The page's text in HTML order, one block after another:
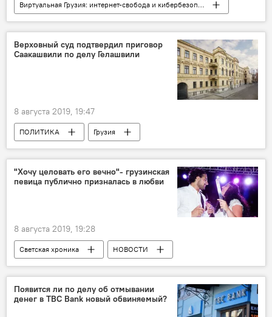
Виртуальная Грузия: интернет-свобода и кибербезопасность
Радио
Верховный суд подтвердил приговор
Саакашвили по делу Гелашвили
8 августа 2019, 19:47
ПОЛИТИКА
Грузия
Михаил Саакашвили
"Хочу целовать его вечно"- грузинская
певица публично призналась в любви
8 августа 2019, 19:28
Светская хроника
НОВОСТИ
КУЛЬТУРА
Грузия
Появится ли по делу об отмывании
денег в TBC Bank новый обвиняемый?